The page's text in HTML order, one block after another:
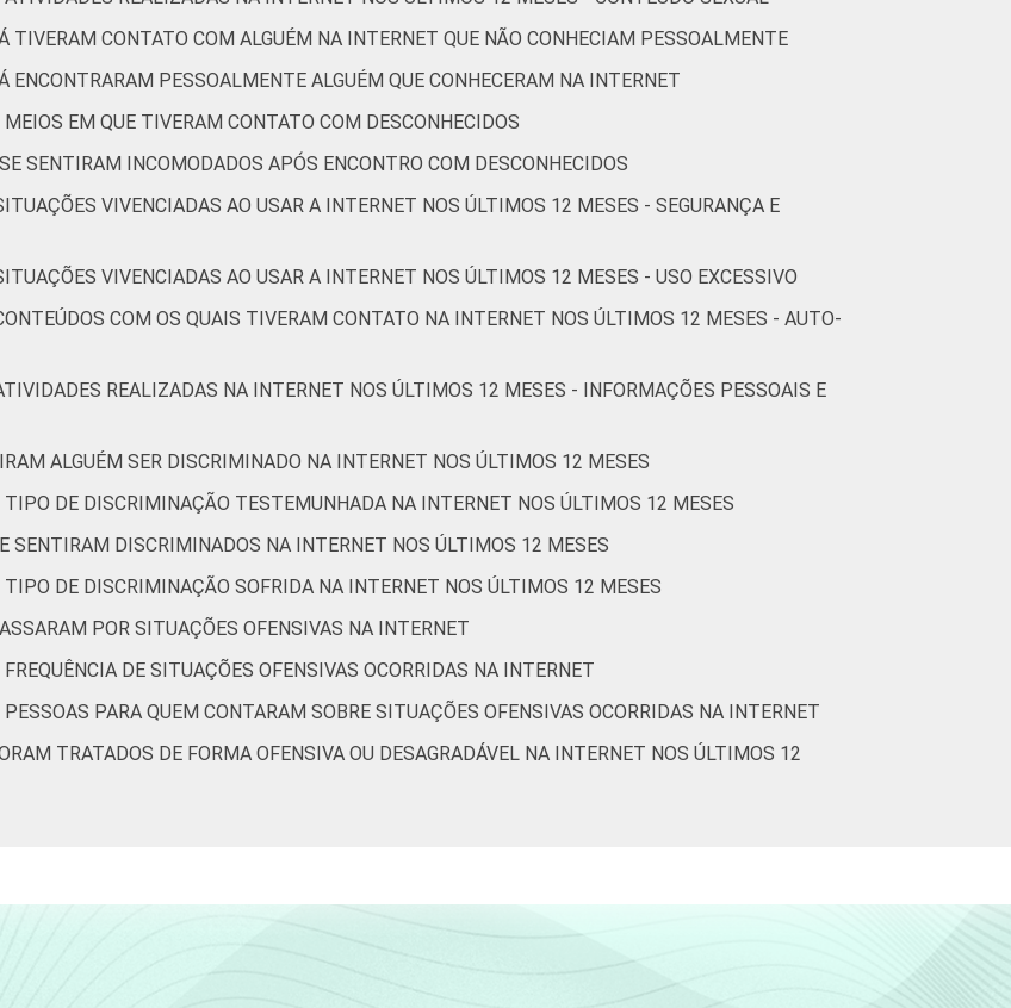
2 1 0 4 5
1 1 0
1 1 1 3 2
2 1 1 3 3
2 1 1 3
2 1
0 1 3 3 5
TIVERAM CONTATO COM ALGUÉM NA INTERNET QUE NÃO CONHECIAM PESSOALMENTE
ENCONTRARAM PESSOALMENTE ALGUÉM QUE CONHECERAM NA INTERNET
EM QUE TIVERAM CONTATO COM DESCONHECIDOS
SENTIRAM INCOMODADOS APÓS ENCONTRO COM DESCONHECIDOS
VIVENCIADAS AO USAR A INTERNET NOS ÚLTIMOS 12 MESES - SEGURANÇA E
VIVENCIADAS AO USAR A INTERNET NOS ÚLTIMOS 12 MESES - USO EXCESSIVO
COM OS QUAIS TIVERAM CONTATO NA INTERNET NOS ÚLTIMOS 12 MESES - AUTO-
REALIZADAS NA INTERNET NOS ÚLTIMOS 12 MESES - INFORMAÇÕES PESSOAIS E
ALGUÉM SER DISCRIMINADO NA INTERNET NOS ÚLTIMOS 12 MESES
DE DISCRIMINAÇÃO TESTEMUNHADA NA INTERNET NOS ÚLTIMOS 12 MESES
SENTIRAM DISCRIMINADOS NA INTERNET NOS ÚLTIMOS 12 MESES
DE DISCRIMINAÇÃO SOFRIDA NA INTERNET NOS ÚLTIMOS 12 MESES
POR SITUAÇÕES OFENSIVAS NA INTERNET
DE SITUAÇÕES OFENSIVAS OCORRIDAS NA INTERNET
PARA QUEM CONTARAM SOBRE SITUAÇÕES OFENSIVAS OCORRIDAS NA INTERNET
TRATADOS DE FORMA OFENSIVA OU DESAGRADÁVEL NA INTERNET NOS ÚLTIMOS 12